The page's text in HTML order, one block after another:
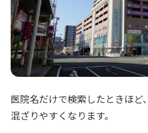
医院名だけで検索したときほど
混ざりやすくなります。